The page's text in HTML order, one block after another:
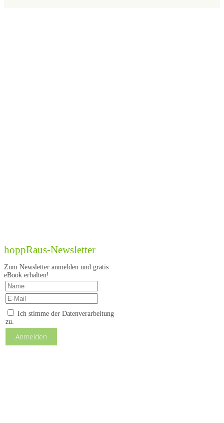
hoppRaus-Newsletter
Zum Newsletter anmelden und gratis
eBook erhalten!
Ich stimme der Datenverarbeitung
zu.
Anmelden